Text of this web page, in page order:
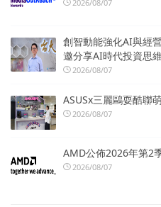
2026/08/07
創智動能強化AI與經
邀分享AI時代投資思維
2026/08/07
ASUSx三麗鷗耍酷聯
2026/08/07
AMD公佈2026年第2
2026/08/07